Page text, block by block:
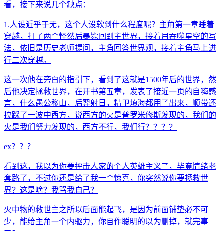
看，接下来说几个缺点：
1.人设近乎于无，这个人设软到什么程度呢？主角第一章睡着
穿越，打了两个怪然后暴毙回到主世界，接着用吞噬星空的写
法，依旧是历史老师提问，主角回答世界观，接着主角马上进
行二次穿越。
这一次他在旁白的指引下，看到了这就是1500年后的世界，然
后他决定拯救世界，在开书第五章，发表了接近一页的自嗨感
言，什么愚公移山，后羿射日，精卫填海都用了出来，顺带还
拉踩了一波中西方，说西方的火是普罗米修斯发现的，我们的
火是我们努力发现的，西方不行，我们行？？？？
ex？？？
看到这，我以为你要抨击人家的个人英雄主义了，毕竟情绪老
套路了，不过你还是给了我一个惊喜，你突然说你要拯救世
界？这是啥？我骂我自己？
火中物的救世主之所以后面能起飞，是因为前面铺垫必不可
少，能给主角一个内驱力，你自作聪明的以为删掉，就完事